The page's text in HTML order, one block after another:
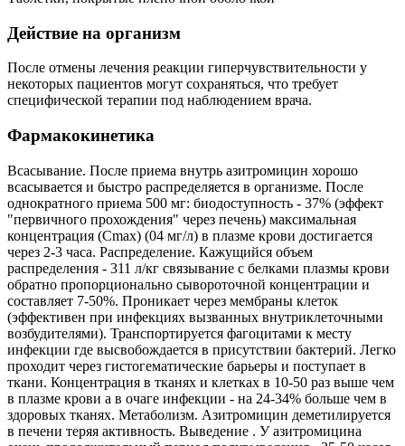
Действие на организм
После отмены лечения реакции гиперчувствительности у
некоторых пациентов могут сохраняться, что требует
специфической терапии под наблюдением врача.
Фармакокинетика
Всасывание. После приема внутрь азитромицин хорошо
всасывается и быстро распределяется в организме. После
однократного приема 500 мг: биодоступность - 37% (эффект
"первичного прохождения" через печень) максимальная
концентрация (Сmах) (04 мг/л) в плазме крови достигается
через 2-3 часа. Распределение. Кажущийся объем
распределения - 311 л/кг связывание с белками плазмы крови
обратно пропорционально сывороточной концентрации и
составляет 7-50%. Проникает через мембраны клеток
(эффективен при инфекциях вызванных внутриклеточными
возбудителями). Транспортируется фагоцитами к месту
инфекции где высвобождается в присутствии бактерий. Легко
проходит через гистогематические барьеры и поступает в
ткани. Концентрация в тканях и клетках в 10-50 раз выше чем
в плазме крови а в очаге инфекции - на 24-34% больше чем в
здоровых тканях. Метаболизм. Азитромицин деметилируется
в печени теряя активность. Выведение . У азитромицина